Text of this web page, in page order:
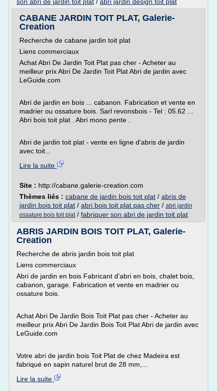
CABANE JARDIN TOIT PLAT, Galerie-
Creation
Recherche de cabane jardin toit plat
Liens commerciaux
Achat Abri De Jardin Toit Plat pas cher - Acheter au
meilleur prix Abri De Jardin Toit Plat Abri de jardin avec
LeGuide.com
Abri de jardin en bois ... cabanon. Fabrication et vente en
madrier ou ossature bois. Sarl revonsbois - Tel : 05.62 ...
Abri bois toit plat . Abri mono pente .
Abri de jardin toit plat - vente en ligne d'abris de jardin
avec toit...
Lire la suite
Site : http://cabane.galerie-creation.com
Thèmes liés : cabane de jardin bois toit plat / abris de
jardin bois toit plat / abri bois toit plat pas cher / abri jardin
ossature bois toit plat/ fabriquer son abri de jardin toit plat
ABRIS JARDIN BOIS TOIT PLAT, Galerie-
Creation
Recherche de abris jardin bois toit plat
Liens commerciaux
Abri de jardin en bois Fabricant d'abri en bois, chalet bois,
cabanon, garage. Fabrication et vente en madrier ou
ossature bois.
Achat Abri De Jardin Bois Toit Plat pas cher - Acheter au
meilleur prix Abri De Jardin Bois Toit Plat Abri de jardin avec
LeGuide.com
Votre abri de jardin bois Toit Plat de chez Madeira est
fabriqué en sapin naturel brut de 28 mm,...
Lire la suite